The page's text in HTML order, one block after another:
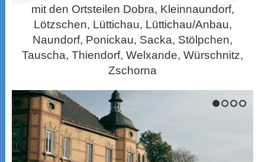
mit den Ortsteilen Dobra, Kleinnaundorf,
Lötzschen, Lüttichau, Lüttichau/Anbau,
Naundorf, Ponickau, Sacka, Stölpchen,
Tauscha, Thiendorf, Welxande, Würschnitz,
Zschorna